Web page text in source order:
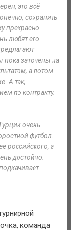
это всё
сохранить
прекрасно
любят его.
пока заточены на
а потом
А так,
по контракту.
очень
футбол.
российского, а
достойно.
команда